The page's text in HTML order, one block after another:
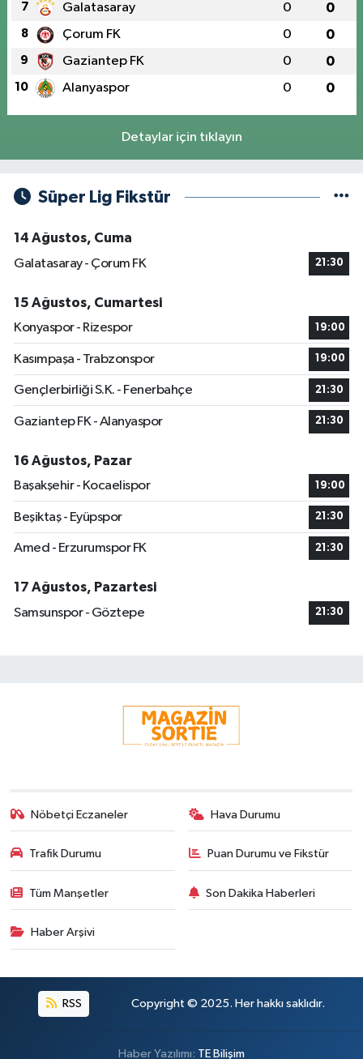
7 Galatasaray 0 0
8 Çorum FK 0 0
9 Gaziantep FK 0 0
10 Alanyaspor 0 0
Detaylar için tıklayın
Süper Lig Fikstür
14 Ağustos, Cuma
Galatasaray - Çorum FK
21:30
15 Ağustos, Cumartesi
Konyaspor - Rizespor
19:00
Kasımpaşa - Trabzonspor 19:00
Gençlerbirliği S.K. - Fenerbahçe 21:30
Gaziantep FK - Alanyaspor 21:30
16 Ağustos, Pazar
Başakşehir - Kocaelispor
19:00
Beşiktaş - Eyüpspor 21:30
Amed - Erzurumspor FK 21:30
17 Ağustos, Pazartesi
Samsunspor - Göztepe
21:30
Nöbetçi Eczaneler Hava Durumu
Trafik Durumu Puan Durumu ve Fikstür
Tüm Manşetler Son Dakika Haberleri
Haber Arşivi
RSS Copyright © 2025. Her hakkı saklıdır.
Haber Yazılımı: TE Bilişim